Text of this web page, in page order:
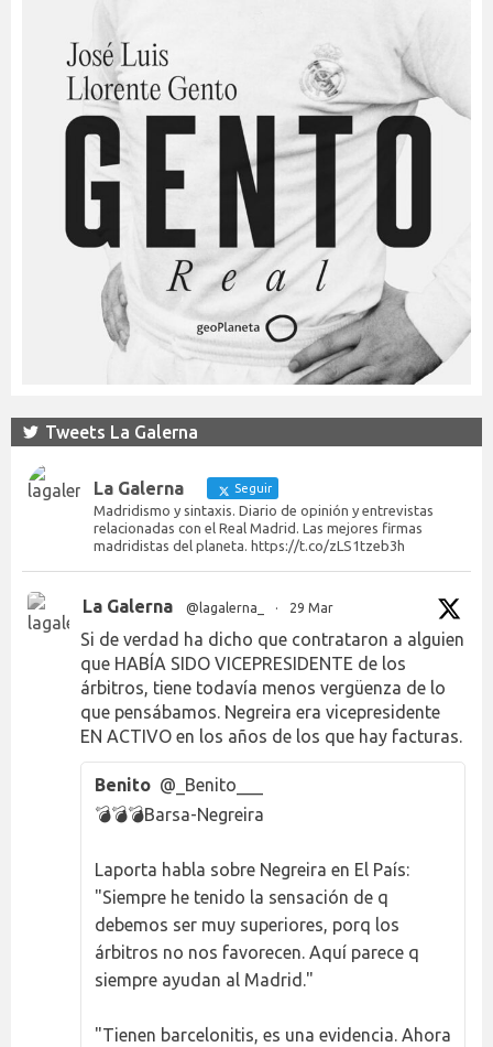
Tweets La Galerna
La Galerna Seguir
Madridismo y sintaxis. Diario de opinión y entrevistas
relacionadas con el Real Madrid. Las mejores firmas
madridistas del planeta. https://t.co/zLS1tzeb3h
La Galerna @lagalerna_ · 29 Mar
Si de verdad ha dicho que contrataron a alguien
que HABÍA SIDO VICEPRESIDENTE de los
árbitros, tiene todavía menos vergüenza de lo
que pensábamos. Negreira era vicepresidente
EN ACTIVO en los años de los que hay facturas.
Benito @_Benito___
💣💣💣Barsa-Negreira
Laporta habla sobre Negreira en El País:
"Siempre he tenido la sensación de q
debemos ser muy superiores, porq los
árbitros no nos favorecen. Aquí parece q
siempre ayudan al Madrid."
"Tienen barcelonitis, es una evidencia. Ahora